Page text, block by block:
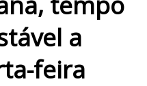
a
feira